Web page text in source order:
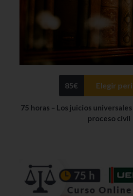
85€ Elegir
75 horas – Los juicios
proceso civil